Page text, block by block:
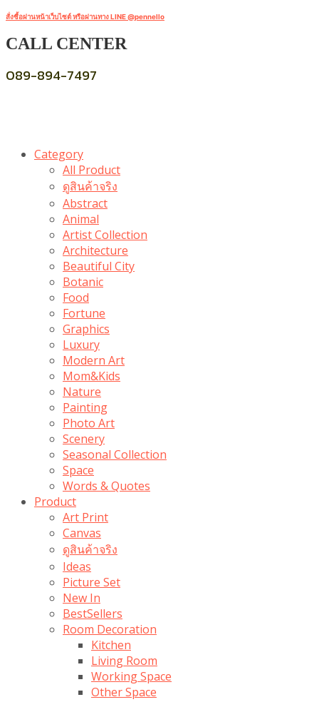
สั่งซื้อผ่านหน้าเว็บไซต์ หรือผ่านทาง LINE @pennello
CALL CENTER
089-894-7497
Category
All Product
ดูสินค้าจริง
Abstract
Animal
Artist Collection
Architecture
Beautiful City
Botanic
Food
Fortune
Graphics
Luxury
Modern Art
Mom&Kids
Nature
Painting
Photo Art
Scenery
Seasonal Collection
Space
Words & Quotes
Product
Art Print
Canvas
ดูสินค้าจริง
Ideas
Picture Set
New In
BestSellers
Room Decoration
Kitchen
Living Room
Working Space
Other Space